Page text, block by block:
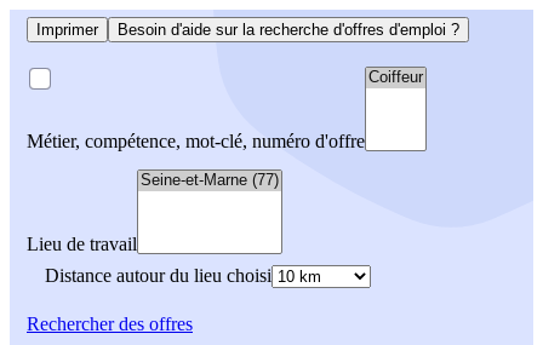
Imprimer Besoin d'aide sur la recherche d'offres d'emploi ?
Métier, compétence, mot-clé, numéro d'offre
Lieu de travail
Distance autour du lieu choisi
Rechercherdes offres